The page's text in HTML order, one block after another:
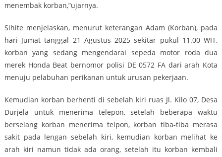
menembak korban,”ujarnya.
Sihite menjelaskan, menurut keterangan Adam (Korban), pada
hari Jumat tanggal 21 Agustus 2025 sekitar pukul 11.00 WIT,
korban yang sedang mengendarai sepeda motor roda dua
merek Honda Beat bernomor polisi DE 0572 FA dari arah Kota
menuju pelabuhan perikanan untuk urusan pekerjaan.
Kemudian korban berhenti di sebelah kiri ruas Jl. Kilo 07, Desa
Durjela untuk menerima telepon, setelah beberapa waktu
berselang korban menerima telpon, korban tiba-tiba merasa
sakit pada lengan sebelah kiri, kemudian korban melihat ke
arah kiri namun tidak ada orang, setelah itu korban kembali